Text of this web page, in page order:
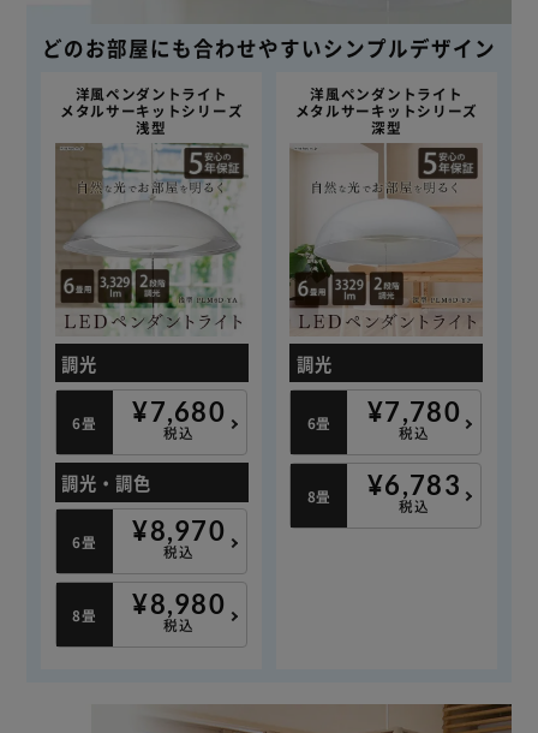
どのお部屋にも合わせやすいシンプルデザイン
洋風ペンダントライト
メタルサーキットシリーズ
浅型
調光
6畳 ¥7,680
税込
調光・調色
6畳 ¥8,970
税込
8畳 ¥8,980
税込
洋風ペンダントライト
メタルサーキットシリーズ
深型
調光
6畳 ¥7,780
税込
8畳 ¥6,783
税込